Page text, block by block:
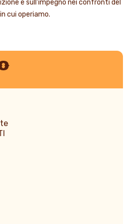
e sull’impegno nei confronti del
cui operiamo.